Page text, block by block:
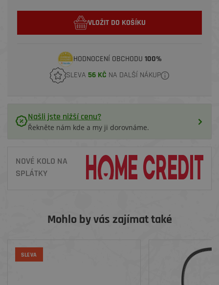
VLOŽIT DO KOŠÍKU
HODNOCENÍ OBCHODU 100%
SLEVA 56 KČ NA DALŠÍ NÁKUP
Našli jste nižší cenu?
Řekněte nám kde a my ji dorovnáme.
NOVÉ KOLO NA
SPLÁTKY
Mohlo by vás zajímat také
SLEVA